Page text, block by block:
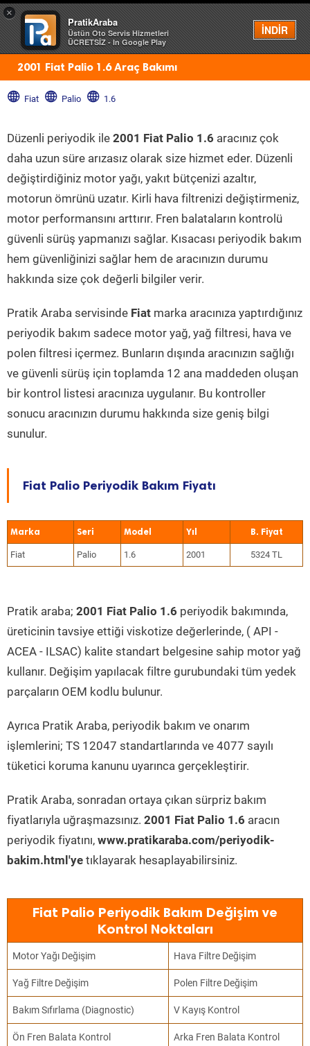
×
PratikAraba
Üstün Oto Servis Hizmetleri
ÜCRETSİZ - In Google Play
İNDİR
Menü
2001 Fiat Palio 1.6 Araç Bakımı
Fiat Palio 1.6
Düzenli periyodik ile 2001 Fiat Palio 1.6 aracınız çok
daha uzun süre arızasız olarak size hizmet eder. Düzenli
değiştirdiğiniz motor yağı, yakıt bütçenizi azaltır,
motorun ömrünü uzatır. Kirli hava filtrenizi değiştirmeniz,
motor performansını arttırır. Fren balataların kontrolü
güvenli sürüş yapmanızı sağlar. Kısacası periyodik bakım
hem güvenliğinizi sağlar hem de aracınızın durumu
hakkında size çok değerli bilgiler verir.
Pratik Araba servisinde Fiat marka aracınıza yaptırdığınız
periyodik bakım sadece motor yağ, yağ filtresi, hava ve
polen filtresi içermez. Bunların dışında aracınızın sağlığı
ve güvenli sürüş için toplamda 12 ana maddeden oluşan
bir kontrol listesi aracınıza uygulanır. Bu kontroller
sonucu aracınızın durumu hakkında size geniş bilgi
sunulur.
Fiat Palio Periyodik Bakım Fiyatı
Marka Seri Model Yıl
Fiat Palio 1.6 2001 5324 TL
Pratik araba; 2001 Fiat Palio 1.6 periyodik bakımında,
üreticinin tavsiye ettiği viskotize değerlerinde, ( API -
ACEA - ILSAC) kalite standart belgesine sahip motor yağ
kullanır. Değişim yapılacak filtre gurubundaki tüm yedek
parçaların OEM kodlu bulunur.
Ayrıca Pratik Araba, periyodik bakım ve onarım
işlemlerini; TS 12047 standartlarında ve 4077 sayılı
tüketici koruma kanunu uyarınca gerçekleştirir.
Pratik Araba, sonradan ortaya çıkan sürpriz bakım
fiyatlarıyla uğraşmazsınız. 2001 Fiat Palio 1.6 aracın
periyodik fiyatını, www.pratikaraba.com/periyodik-
bakim.html'ye tıklayarak hesaplayabilirsiniz.
Fiat Palio Periyodik Bakım Değişim ve
Kontrol Noktaları
Motor Yağı Değişim Hava Filtre Değişim
Yağ Filtre Değişim Polen Filtre Değişim
Bakım Sıfırlama (Diagnostic) V Kayış Kontrol
Ön Fren Balata Kontrol Arka Fren Balata Kontrol